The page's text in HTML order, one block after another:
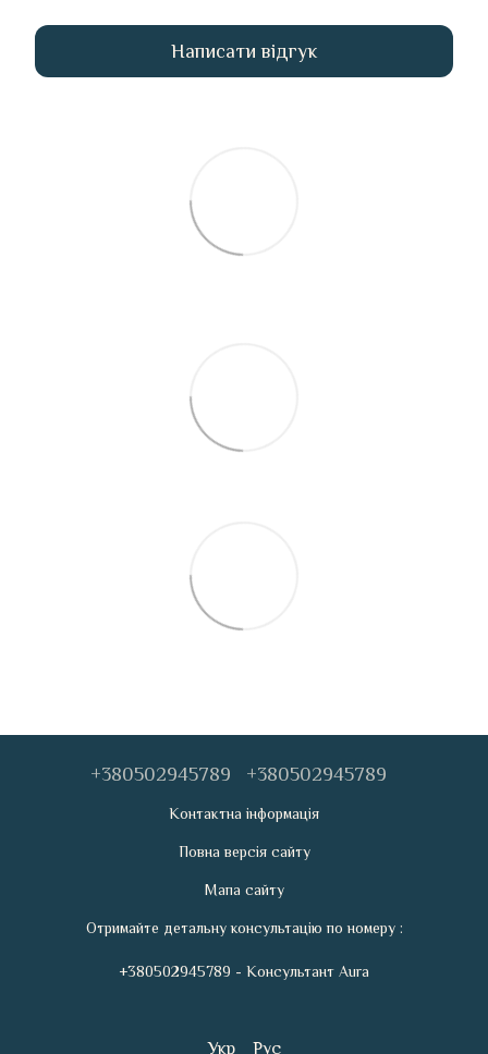
Написати відгук
+380502945789 +380502945789
Контактна інформація
Повна версія сайту
Мапа сайту
Отримайте детальну консультацію по номеру :
+380502945789 - Консультант Aura
Укр Рус